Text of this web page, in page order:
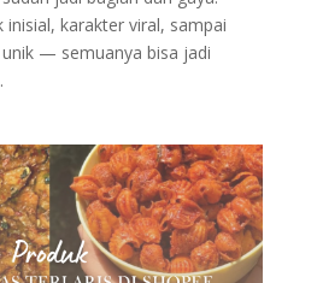
karakter viral, sampai
— semuanya bisa jadi